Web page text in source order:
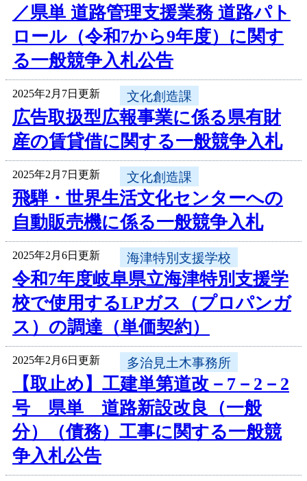
／県単 道路管理支援業務 道路パト
ロール（令和7から9年度）に関す
る一般競争入札公告
2025年2月7日更新 文化創造課
広告取扱型広報事業に係る県有財
産の賃貸借に関する一般競争入札
2025年2月7日更新 文化創造課
飛騨・世界生活文化センターへの
自動販売機に係る一般競争入札
2025年2月6日更新 海津特別支援学校
令和7年度岐阜県立海津特別支援学
校で使用するLPガス（プロパンガ
ス）の調達（単価契約）
2025年2月6日更新 多治見土木事務所
【取止め】工建単第道改－7－2－2
号 県単 道路新設改良（一般
分）（債務）工事に関する一般競
争入札公告